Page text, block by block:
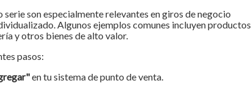
son especialmente relevantes en giros de negocio
Algunos ejemplos comunes incluyen productos
y otros bienes de alto valor.
pasos:
en tu sistema de punto de venta.